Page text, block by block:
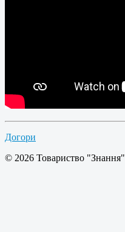
Догори
© 2026 Товариство "Знання"